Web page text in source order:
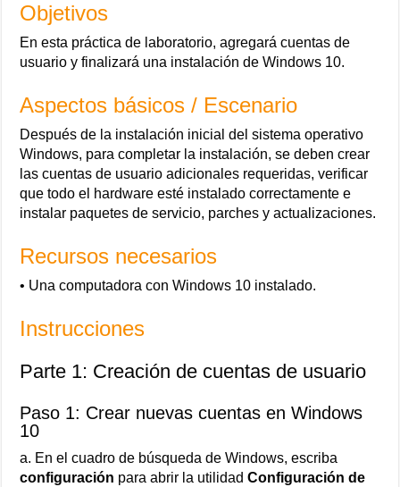
Objetivos
En esta práctica de laboratorio, agregará cuentas de
usuario y finalizará una instalación de Windows 10.
Aspectos básicos / Escenario
Después de la instalación inicial del sistema operativo
Windows, para completar la instalación, se deben crear
las cuentas de usuario adicionales requeridas, verificar
que todo el hardware esté instalado correctamente e
instalar paquetes de servicio, parches y actualizaciones.
Recursos necesarios
• Una computadora con Windows 10 instalado.
Instrucciones
Parte 1: Creación de cuentas de usuario
Paso 1: Crear nuevas cuentas en Windows
10
a. En el cuadro de búsqueda de Windows, escriba
configuración para abrir la utilidadConfiguración de